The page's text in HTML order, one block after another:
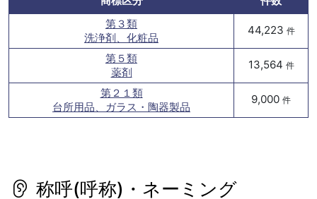
第３類
洗浄剤、化粧品
44,223 件
第５類
薬剤
13,564 件
第２１類
台所用品、ガラス・陶器製品
9,000 件
称呼(呼称)・ネーミング